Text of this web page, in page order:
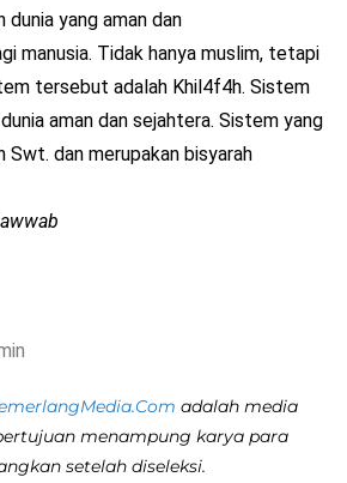
yang aman dan
manusia. Tidak hanya muslim, tetapi
tersebut adalah Khil4f4h. Sistem
aman dan sejahtera. Sistem yang
Swt. dan merupakan bisyarah
adalah media
menampung karya para
setelah diseleksi.